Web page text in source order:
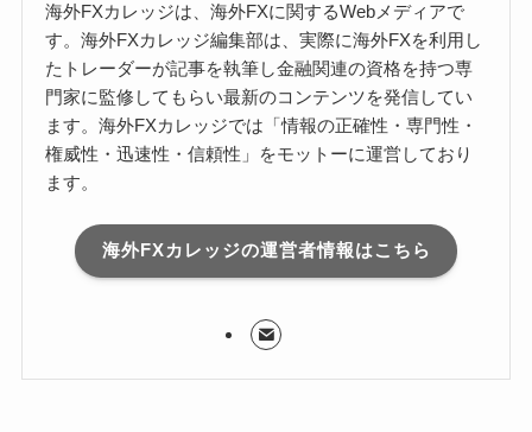
海外FXカレッジは、海外FXに関するWebメディアで
す。海外FXカレッジ編集部は、実際に海外FXを利用し
たトレーダーが記事を執筆し金融関連の資格を持つ専
門家に監修してもらい最新のコンテンツを発信してい
ます。海外FXカレッジでは「情報の正確性・専門性・
権威性・迅速性・信頼性」をモットーに運営しており
ます。
海外FXカレッジの運営者情報はこちら